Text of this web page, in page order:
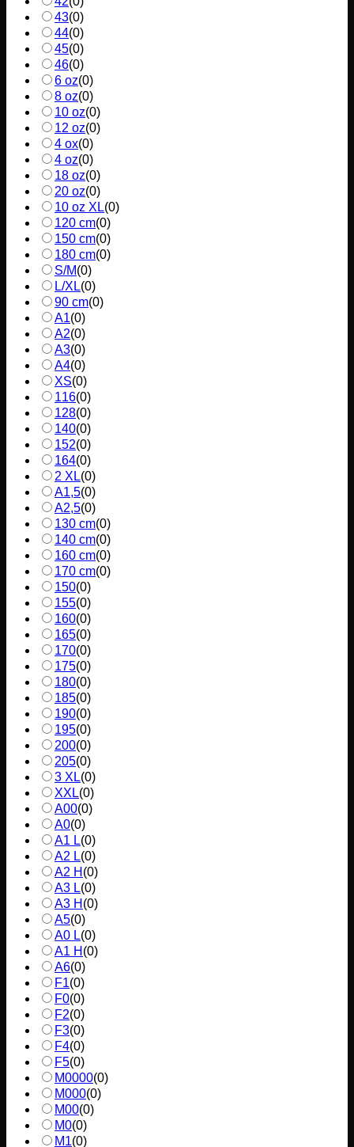
43(0)
44(0)
45(0)
46(0)
6 oz(0)
8 oz(0)
10 oz(0)
12 oz(0)
4 ox(0)
4 oz(0)
18 oz(0)
20 oz(0)
10 oz XL(0)
120 cm(0)
150 cm(0)
180 cm(0)
S/M(0)
L/XL(0)
90 cm(0)
A1(0)
A2(0)
A3(0)
A4(0)
XS(0)
116(0)
128(0)
140(0)
152(0)
164(0)
2 XL(0)
A1,5(0)
A2,5(0)
130 cm(0)
140 cm(0)
160 cm(0)
170 cm(0)
150(0)
155(0)
160(0)
165(0)
170(0)
175(0)
180(0)
185(0)
190(0)
195(0)
200(0)
205(0)
3 XL(0)
XXL(0)
A00(0)
A0(0)
A1 L(0)
A2 L(0)
A2 H (0)
A3 L(0)
A3 H (0)
A5(0)
A0 L(0)
A1 H (0)
A6(0)
F1(0)
F0(0)
F2(0)
F3(0)
F4(0)
F5(0)
M0000(0)
M000(0)
M00(0)
M0(0)
M1(0)